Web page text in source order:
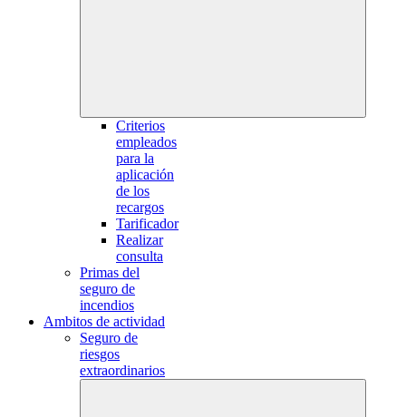
Criterios
empleados
para la
aplicación
de los
recargos
Tarificador
Realizar
consulta
Primas del
seguro de
incendios
Ambitos de actividad
Seguro de
riesgos
extraordinarios